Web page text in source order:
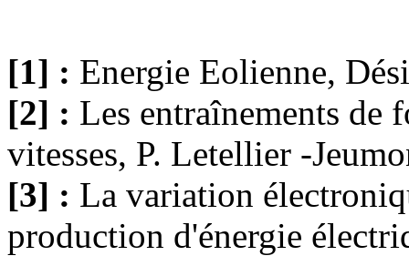
[1] : Energie Eolienne,
[2] : Les entraînements de
vitesses, P. Letellier -
[3] : La variation
production d'énergie